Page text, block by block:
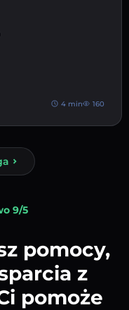
4 min 160
9/5
pomocy,
z
pomoże